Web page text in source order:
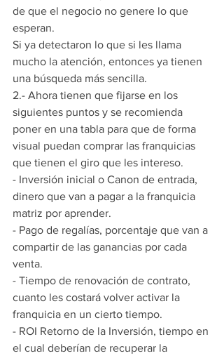
de que el negocio no genere lo que
esperan.
Si ya detectaron lo que si les llama
mucho la atención, entonces ya tienen
una búsqueda más sencilla.
2.- Ahora tienen que fijarse en los
siguientes puntos y se recomienda
poner en una tabla para que de forma
visual puedan comprar las franquicias
que tienen el giro que les intereso.
- Inversión inicial o Canon de entrada,
dinero que van a pagar a la franquicia
matriz por aprender.
- Pago de regalías, porcentaje que van a
compartir de las ganancias por cada
venta.
- Tiempo de renovación de contrato,
cuanto les costará volver activar la
franquicia en un cierto tiempo.
- ROI Retorno de la Inversión, tiempo en
el cual deberían de recuperar la